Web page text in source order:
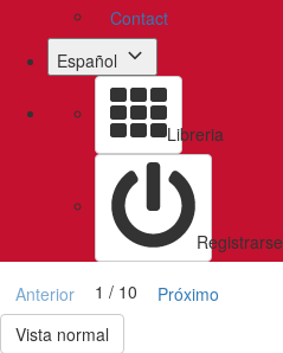
Contact
Español
Libreria
Registrarse
Anterior 1 / 10
Próximo
Vista normal